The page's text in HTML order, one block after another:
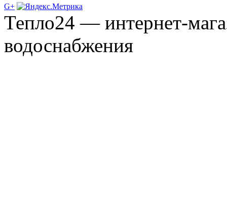
G+
Тепло24 — интернет-
водоснабжения